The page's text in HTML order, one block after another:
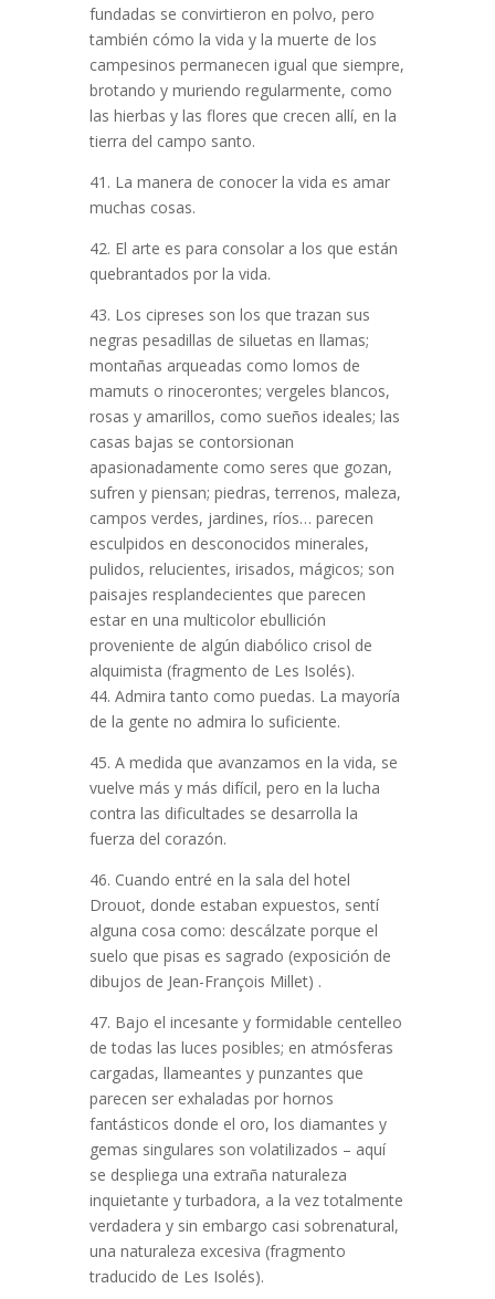
fundadas se convirtieron en polvo, pero
también cómo la vida y la muerte de los
campesinos permanecen igual que siempre,
brotando y muriendo regularmente, como
las hierbas y las flores que crecen allí, en la
tierra del campo santo.
41. La manera de conocer la vida es amar
muchas cosas.
42. El arte es para consolar a los que están
quebrantados por la vida.
43. Los cipreses son los que trazan sus
negras pesadillas de siluetas en llamas;
montañas arqueadas como lomos de
mamuts o rinocerontes; vergeles blancos,
rosas y amarillos, como sueños ideales; las
casas bajas se contorsionan
apasionadamente como seres que gozan,
sufren y piensan; piedras, terrenos, maleza,
campos verdes, jardines, ríos… parecen
esculpidos en desconocidos minerales,
pulidos, relucientes, irisados, mágicos; son
paisajes resplandecientes que parecen
estar en una multicolor ebullición
proveniente de algún diabólico crisol de
alquimista (fragmento de Les Isolés).
44. Admira tanto como puedas. La mayoría
de la gente no admira lo suficiente.
45. A medida que avanzamos en la vida, se
vuelve más y más difícil, pero en la lucha
contra las dificultades se desarrolla la
fuerza del corazón.
46. Cuando entré en la sala del hotel
Drouot, donde estaban expuestos, sentí
alguna cosa como: descálzate porque el
suelo que pisas es sagrado (exposición de
dibujos de Jean-François Millet) .
47. Bajo el incesante y formidable centelleo
de todas las luces posibles; en atmósferas
cargadas, llameantes y punzantes que
parecen ser exhaladas por hornos
fantásticos donde el oro, los diamantes y
gemas singulares son volatilizados – aquí
se despliega una extraña naturaleza
inquietante y turbadora, a la vez totalmente
verdadera y sin embargo casi sobrenatural,
una naturaleza excesiva (fragmento
traducido de Les Isolés).